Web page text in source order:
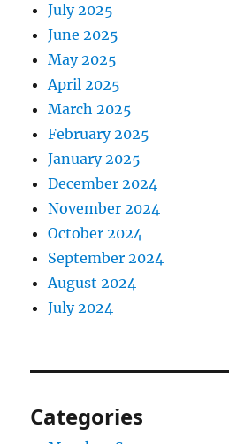
July 2025
June 2025
May 2025
April 2025
March 2025
February 2025
January 2025
December 2024
November 2024
October 2024
September 2024
August 2024
July 2024
Categories